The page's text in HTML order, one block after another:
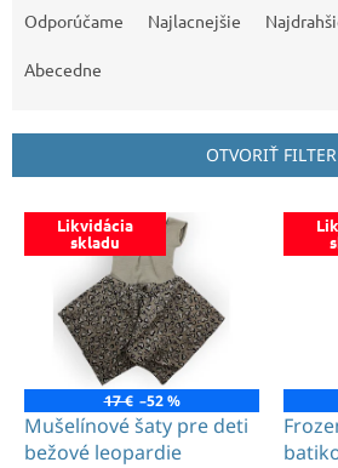
i
p
d
Odporúčame Najlacnejšie
Abecedne
OTVORIŤ FILTER
V
p
o
Likvidácia
skladu
17 € –52 %
Mušelínové šaty pre deti
bežové leopardie